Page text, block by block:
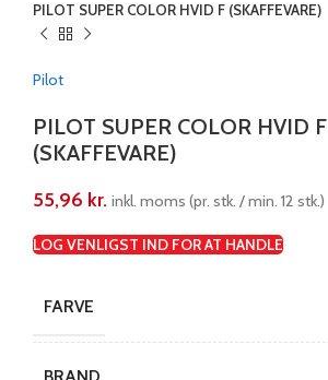
PILOT SUPER COLOR HVID F (SKAFFEVARE)
Pilot
PILOT SUPER COLOR HVID F
(SKAFFEVARE)
55,96 kr. inkl. moms (pr. stk. / min. 12 stk.)
LOG VENLIGST IND FOR AT HANDLE
FARVE